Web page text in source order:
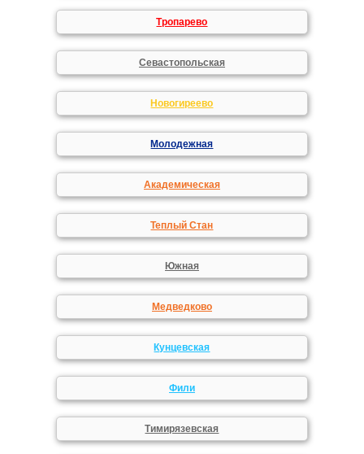
Тропарево
Севастопольская
Новогиреево
Молодежная
Академическая
Теплый Стан
Южная
Медведково
Кунцевская
Фили
Тимирязевская